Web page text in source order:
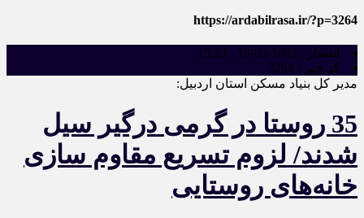
https://ardabilrasa.ir/?p=3264
انتشار : 1402-03-13 - 15:23
کد خبر : 3264
مدیر کل بنیاد مسکن استان اردبیل:
35 روستا در گرمی درگیر سیل
شدند/ لزوم تسریع مقاوم سازی
خانه‌های روستایی